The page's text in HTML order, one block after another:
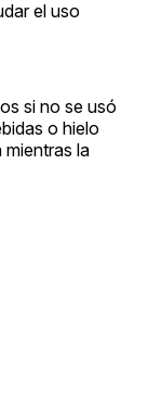
el uso
si no se usó
o hielo
la